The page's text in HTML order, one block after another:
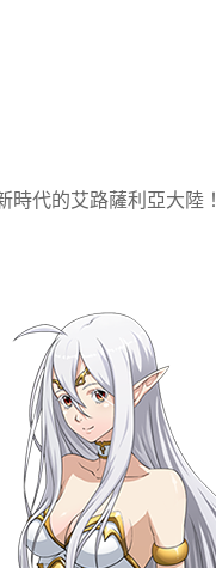
代的艾路薩利亞大陸！